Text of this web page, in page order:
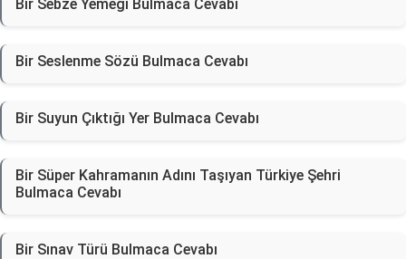
Bir Sebze Yemeği Bulmaca Cevabı
Bir Seslenme Sözü Bulmaca Cevabı
Bir Suyun Çıktığı Yer Bulmaca Cevabı
Bir Süper Kahramanın Adını Taşıyan Türkiye Şehri
Bulmaca Cevabı
Bir Sınav Türü Bulmaca Cevabı